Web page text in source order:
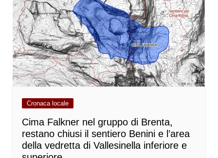
Cronaca locale
Cima Falkner nel gruppo di Brenta,
restano chiusi il sentiero Benini e l’area
della vedretta di Vallesinella inferiore e